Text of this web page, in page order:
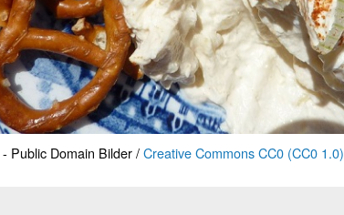
- Public Domain Bilder /Creative Commons CC0 (CC0 1.0)